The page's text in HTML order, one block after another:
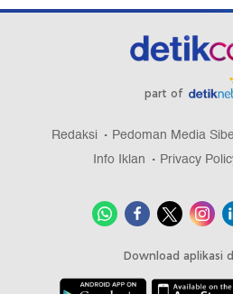
part of
Redaksi Pedoman Media
Info Iklan
Privacy
Download aplikasi